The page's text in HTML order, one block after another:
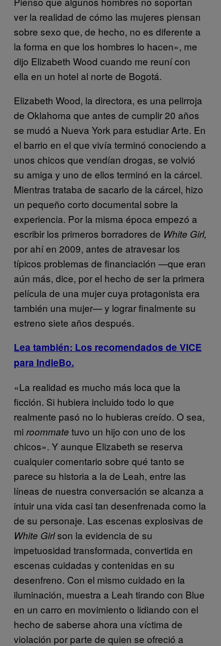
ver la realidad de cómo las mujeres piensan
sobre sexo que, de hecho, no es diferente a
la forma en que los hombres lo hacen», me
dijo Elizabeth Wood cuando me reuní con
ella en un hotel al norte de Bogotá.
Elizabeth Wood, la directora, es una pelirroja
de Oklahoma que antes de cumplir 20 años
se mudó a Nueva York para estudiar Arte. En
el barrio en el que vivía terminó conociendo a
unos chicos que vendían drogas, se volvió
su amiga y uno de ellos terminó en la cárcel.
Mientras trataba de sacarlo de la cárcel, hizo
un pequeño corto documental sobre la
experiencia. Por la misma época empezó a
escribir los primeros borradores de White Girl,
por ahí en 2009, antes de atravesar los
típicos problemas de financiación —que eran
aún más, dice, por el hecho de ser la primera
película de una mujer cuya protagonista era
también una mujer— y lograr finalmente su
estreno siete años después.
Lea también: Los recomendados de VICE
para IndieBo.
«La realidad es mucho más loca que la
ficción. Si hubiera incluido todo lo que
realmente pasó no lo hubieras creído. O sea,
mi roommate tuvo un hijo con uno de los
chicos». Y aunque Elizabeth se reserva
cualquier comentario sobre qué tanto se
parece su historia a la de Leah, entre las
líneas de nuestra conversación se alcanza a
intuir una vida casi tan desenfrenada como la
de su personaje. Las escenas explosivas de
White Girlson la evidencia de su
impetuosidad transformada, convertida en
escenas cuidadas y contenidas en su
desenfreno. Con el mismo cuidado en la
iluminación, muestra a Leah tirando con Blue
en un carro en movimiento o lidiando con el
hecho de saberse ahora una víctima de
violación por parte de quien se ofreció a